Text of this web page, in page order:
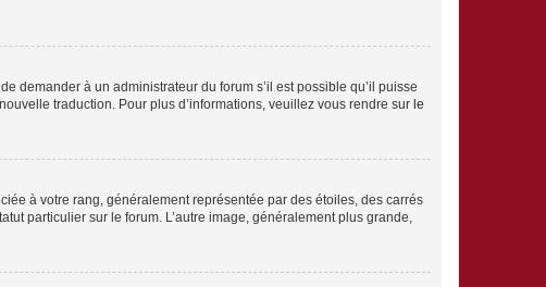
demander à un administrateur du forum s’il est possible qu’il puisse
traduction. Pour plus d’informations, veuillez vous rendre sur le
à votre rang, généralement représentée par des étoiles, des carrés
particulier sur le forum. L’autre image, généralement plus grande,